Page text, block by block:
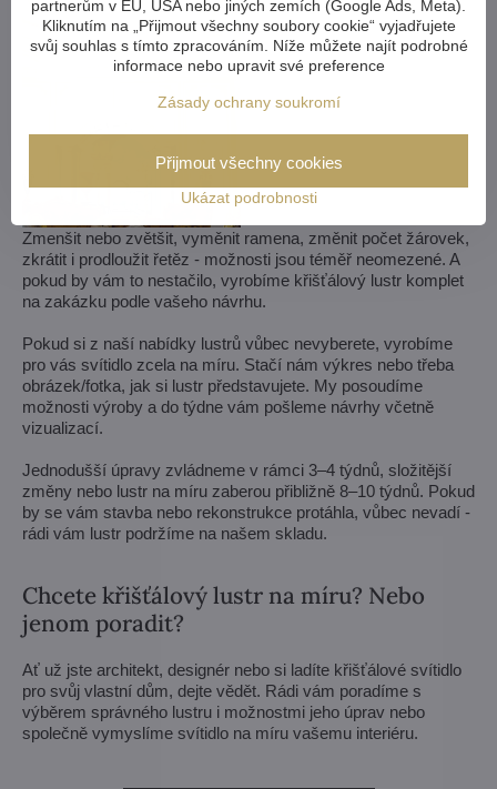
Zmenšit nebo zvětšit, vyměnit ramena, změnit počet žárovek,
zkrátit i prodloužit řetěz - možnosti jsou téměř neomezené. A
pokud by vám to nestačilo, vyrobíme křišťálový lustr komplet
na zakázku podle vašeho návrhu.
Pokud si z naší nabídky lustrů vůbec nevyberete, vyrobíme
pro vás svítidlo zcela na míru. Stačí nám výkres nebo třeba
obrázek/fotka, jak si lustr představujete. My posoudíme
možnosti výroby a do týdne vám pošleme návrhy včetně
vizualizací.
Jednodušší úpravy zvládneme v rámci 3–4 týdnů, složitější
změny nebo lustr na míru zaberou přibližně 8–10 týdnů. Pokud
by se vám stavba nebo rekonstrukce protáhla, vůbec nevadí -
rádi vám lustr podržíme na našem skladu.
Chcete křišťálový lustr na míru? Nebo
jenom poradit?
Ať už jste architekt, designér nebo si ladíte křišťálové svítidlo
pro svůj vlastní dům, dejte vědět. Rádi vám poradíme s
výběrem správného lustru i možnostmi jeho úprav nebo
společně vymyslíme svítidlo na míru vašemu interiéru.
partnerům v EU, USA nebo jiných zemích (Google Ads, Meta).
Kliknutím na „Přijmout všechny soubory cookie“ vyjadřujete
svůj souhlas s tímto zpracováním. Níže můžete najít podrobné
informace nebo upravit své preference
Zásady ochrany soukromí
Ukázat podrobnosti
Přijmout všechny cookies